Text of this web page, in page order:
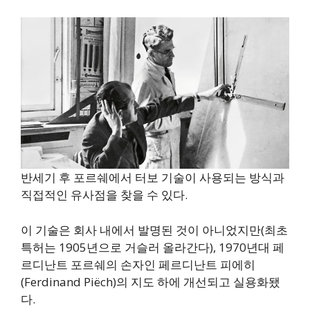
반세기 후 포르쉐에서 터보 기술이 사용되는 방식과
직접적인 유사점을 찾을 수 있다.
이 기술은 회사 내에서 발명된 것이 아니었지만(최초
특허는 1905년으로 거슬러 올라간다), 1970년대 페
르디난트 포르쉐의 손자인 페르디난트 피에히
(Ferdinand Piëch)의 지도 하에 개선되고 실용화됐
다.